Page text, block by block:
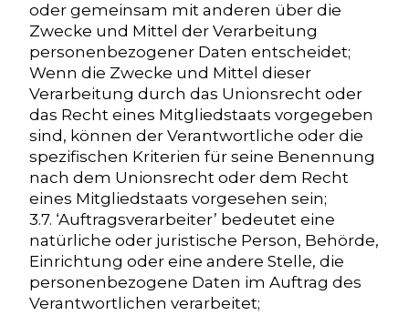
oder gemeinsam mit anderen über die
Zwecke und Mittel der Verarbeitung
personenbezogener Daten entscheidet;
Wenn die Zwecke und Mittel dieser
Verarbeitung durch das Unionsrecht oder
das Recht eines Mitgliedstaats vorgegeben
sind, können der Verantwortliche oder die
spezifischen Kriterien für seine Benennung
nach dem Unionsrecht oder dem Recht
eines Mitgliedstaats vorgesehen sein;
3.7. ‘Auftragsverarbeiter’ bedeutet eine
natürliche oder juristische Person, Behörde,
Einrichtung oder eine andere Stelle, die
personenbezogene Daten im Auftrag des
Verantwortlichen verarbeitet;